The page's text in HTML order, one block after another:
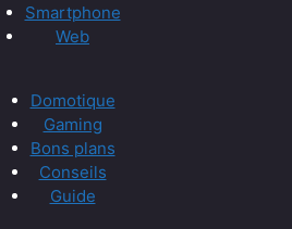
Smartphone
Web
Domotique
Gaming
Bons plans
Conseils
Guide